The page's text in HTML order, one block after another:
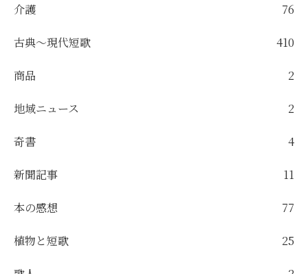
介護 76
古典～現代短歌 410
商品 2
地域ニュース 2
奇書 4
新聞記事 11
本の感想 77
植物と短歌 25